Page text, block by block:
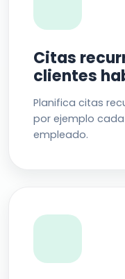
Citas
clientes
Planifica citas
por ejemplo
empleado.